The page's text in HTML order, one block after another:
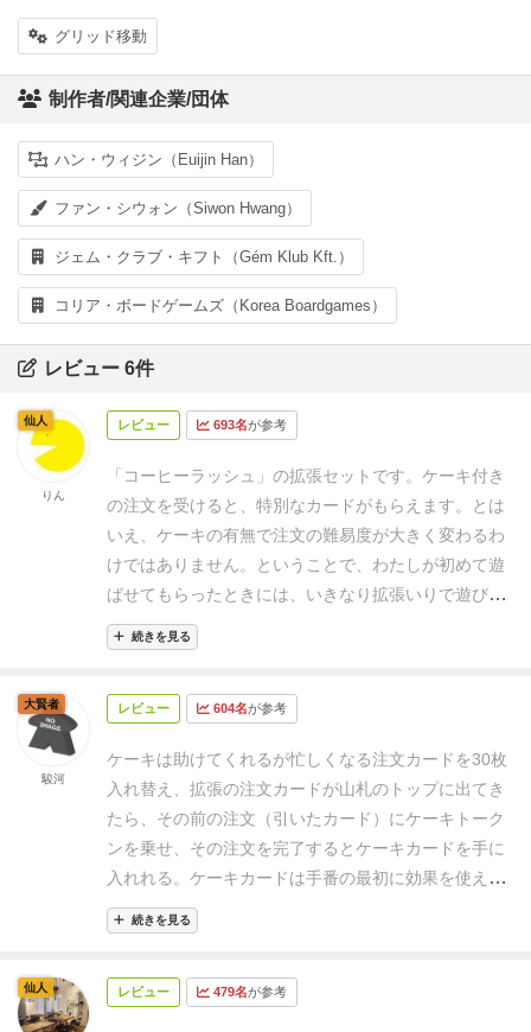
グリッド移動
制作者/関連企業/団体
ハン・ウィジン（Euijin Han）
ファン・シウォン（Siwon Hwang）
ジェム・クラブ・キフト（Gém Klub Kft.）
コリア・ボードゲームズ（Korea Boardgames）
レビュー 6件
レビュー 693名が参考
「コーヒーラッシュ」の拡張セットです。ケーキ付き
の注文を受けると、特別なカードがもらえます。
とは
いえ、ケーキの有無で注文の難易度が大きく変わるわ
けではありません。ということで、わたしが初めて遊
ばせてもらったときには、いきなり拡張いりで遊びま
した。特別なカードは、強弱の差がかなりあります。
そして、そのカードが手に入るかどうかも、けっこう
になりがちです。この拡張によってバランスが崩れた
こともあり、面白いです。 もともとのゲームの、材料
ボードの配置が絶妙で完成度が高く、それがゲームの
面白さを支えているのだと思います。
これでするのな
ら、オプションルールの最初全員簡単なカードをもつ
というのは、なくてもいいでしょう。そんなに、バラ
ンスとかいうゲームではない気がします。
続きを見る
仙人
りん
レビュー 604名が参考
ケーキは助けてくれるが忙しくなる注文カードを30枚
入れ替え、拡張の注文カードが山札のトップに出てき
たら、その前の注文（引いたカード）にケーキトーク
ンを乗せ、その注文を完了するとケーキカードを手に
入れれる。ケーキカードは手番の最初に効果を使え、
材料がもらえたり、一時的にアップグレードの効果を
使えるなど様々なものがある。
一層忙しくなる。ただ相手も同じなので、自分に飛ん
続きを見る
大賢者
駿河
レビュー 479名が参考
仙人